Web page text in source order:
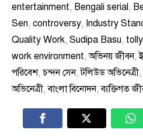
entertainment, Bengali serial,
Sen, controversy, Industry
Quality Work, Sudipa Basu,
work environment,অভিনয় জীবন,
পরিবেশ,চন্দন সেন,টলিউড অভিনেত্রী,
অভিনেত্রী,বাংলা বিনোদন,ব্যক্তিগত